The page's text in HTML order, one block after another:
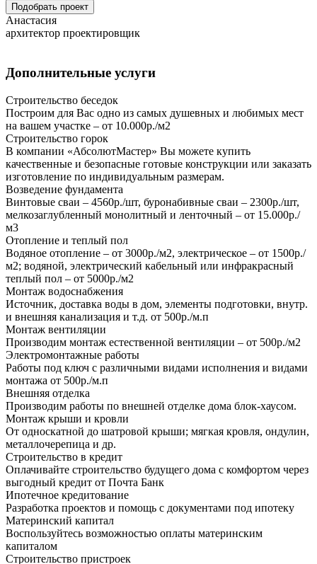
Подобрать проект
Анастасия
архитектор проектировщик
Дополнительные услуги
Строительство беседок
Построим для Вас одно из самых душевных и любимых мест
на вашем участке – от 10.000р./м2
Строительство горок
В компании «АбсолютМастер» Вы можете купить
качественные и безопасные готовые конструкции или заказать
изготовление по индивидуальным размерам.
Возведение фундамента
Винтовые сваи – 4560р./шт, буронабивные сваи – 2300р./шт,
мелкозаглубленный монолитный и ленточный – от 15.000р./
м3
Отопление и теплый пол
Водяное отопление – от 3000р./м2, электрическое – от 1500р./
м2; водяной, электрический кабельный или инфракрасный
теплый пол – от 5000р./м2
Монтаж водоснабжения
Источник, доставка воды в дом, элементы подготовки, внутр.
и внешняя канализация и т.д. от 500р./м.п
Монтаж вентиляции
Производим монтаж естественной вентиляции – от 500р./м2
Электромонтажные работы
Работы под ключ с различными видами исполнения и видами
монтажа от 500р./м.п
Внешняя отделка
Производим работы по внешней отделке дома блок-хаусом.
Монтаж крыши и кровли
От односкатной до шатровой крыши; мягкая кровля, ондулин,
металлочерепица и др.
Строительство в кредит
Оплачивайте строительство будущего дома с комфортом через
выгодный кредит от Почта Банк
Ипотечное кредитование
Разработка проектов и помощь с документами под ипотеку
Материнский капитал
Воспользуйтесь возможностью оплаты материнским
капиталом
Строительство пристроек